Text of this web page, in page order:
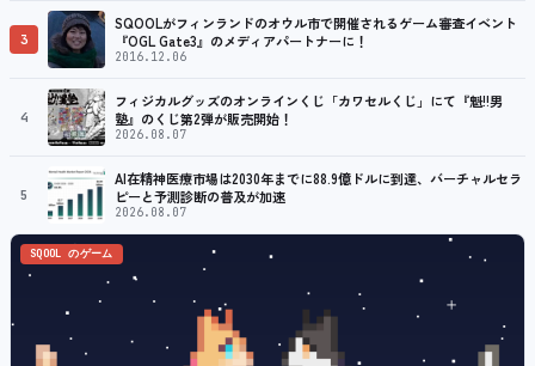
3
SQOOLがフィンランドのオウル市で開催されるゲーム審査イベント
『OGL Gate3』のメディアパートナーに！
2016.12.06
4
フィジカルグッズのオンラインくじ「カワセルくじ」にて『魁!!男
塾』のくじ第2弾が販売開始！
2026.08.07
5
AI在精神医療市場は2030年までに88.9億ドルに到達、バーチャルセラ
ピーと予測診断の普及が加速
2026.08.07
SQOOL のゲーム